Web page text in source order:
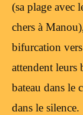
(sa plage avec
chers à
bifurcation
attendent leurs
bateau dans le
dans le silence.